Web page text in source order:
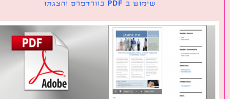
שימוש ב PDF בוורדפרס והצגתו